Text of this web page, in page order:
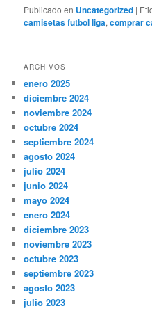
Publicado en Uncategorized |
camisetas futbol liga,comprar
ARCHIVOS
enero 2025
diciembre 2024
noviembre 2024
octubre 2024
septiembre 2024
agosto 2024
julio 2024
junio 2024
mayo 2024
enero 2024
diciembre 2023
noviembre 2023
octubre 2023
septiembre 2023
agosto 2023
julio 2023